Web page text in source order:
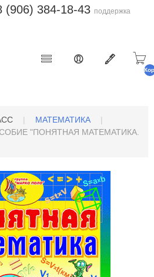
(906) 384-18-43 поддержка
| МАТЕМАТИКА
|
"ПОНЯТНАЯ МАТЕМАТИКА.